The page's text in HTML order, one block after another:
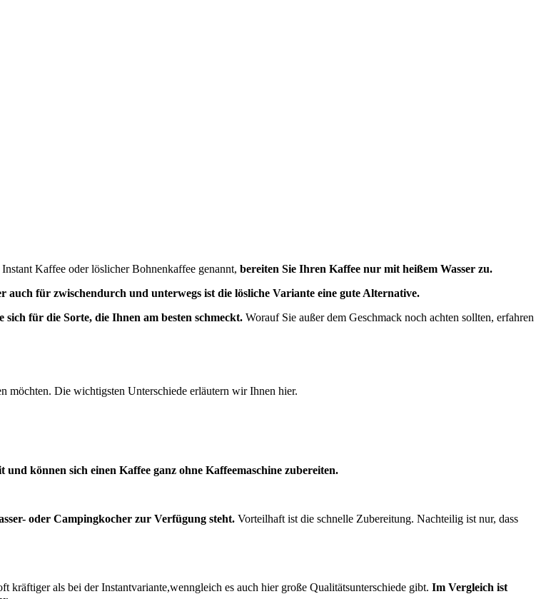
Kaffee oder löslicher Bohnenkaffee genannt, bereiten Sie Ihren Kaffee nur mit heißem Wasser zu.
auch für zwischendurch und unterwegs ist die lösliche Variante eine gute Alternative.
sich für die Sorte, die Ihnen am besten schmeckt. Worauf Sie außer dem Geschmack noch achten sollten, erfahren
möchten. Die wichtigsten Unterschiede erläutern wir Ihnen hier.
und können sich einen Kaffee ganz ohne Kaffeemaschine zubereiten.
oder Campingkocher zur Verfügung steht. Vorteilhaft ist die schnelle Zubereitung. Nachteilig ist nur, dass
als bei der Instantvariante,wenngleich es auch hier große Qualitätsunterschiede gibt. Im Vergleich ist